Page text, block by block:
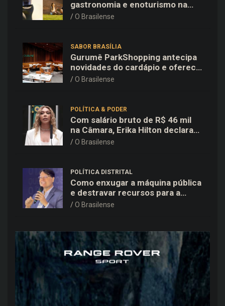
gastronomia e enoturismo na
Vinícola Brasília
O Brasilense
SABOR BRASÍLIA
Gurumê ParkShopping antecipa
novidades do cardápio e oferece
25% de desconto no delivery
O Brasilense
POLÍTICA & PODER
Com salário bruto de R$ 46 mil
na Câmara, Erika Hilton declara
patrimônio de R$ 15,9 mil ao TSE
O Brasilense
POLÍTICA DISTRITAL
Como enxugar a máquina pública
e destravar recursos para a
saúde e educação no DF
O Brasilense